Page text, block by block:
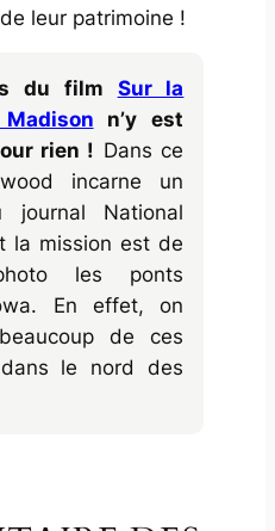
leur patrimoine !
du film Sur la
n’y est
rien ! Dans ce
incarne un
journal National
la mission est de
les ponts
En effet, on
de ces
le nord des